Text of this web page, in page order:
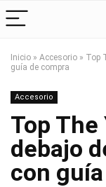
Inicio » Accesorio » Top
guía de compra
Accesorio
Top The
debajo
con